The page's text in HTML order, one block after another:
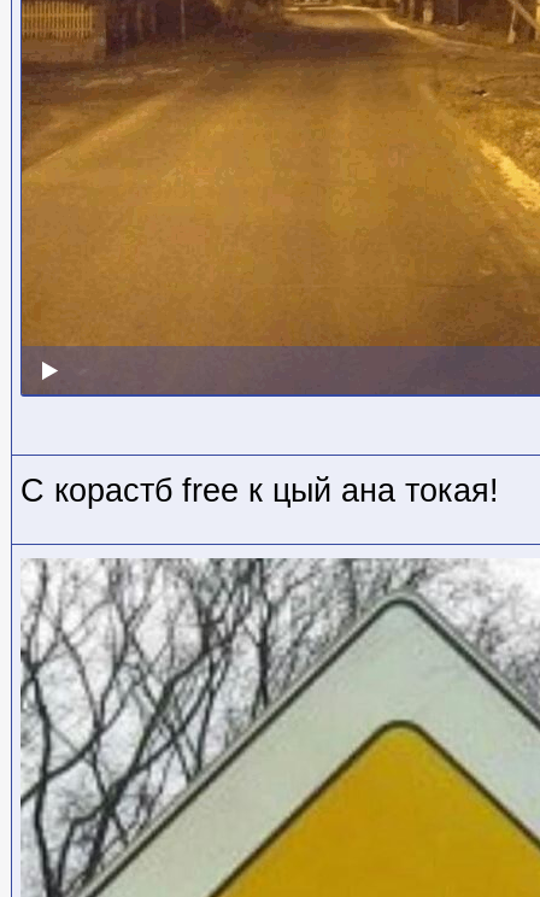
С корастб free к цый ана токая!